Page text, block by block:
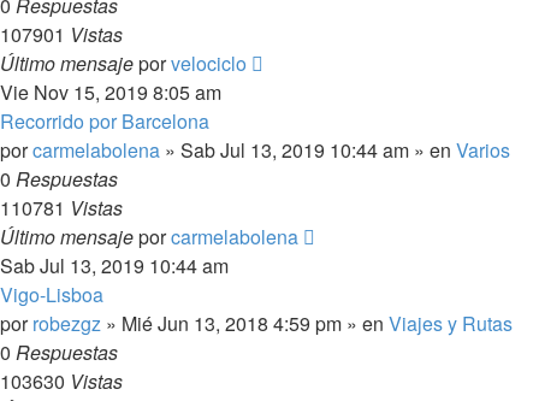
107901 Vistas
Último mensajeporvelociclo
Vie Nov 15, 2019 8:05 am
Recorrido por Barcelona
porcarmelabolena » Sab Jul 13, 2019 10:44 am » en Varios
0 Respuestas
110781 Vistas
Último mensajeporcarmelabolena
Sab Jul 13, 2019 10:44 am
Vigo-Lisboa
porrobezgz » Mié Jun 13, 2018 4:59 pm » en Viajes y Rutas
0 Respuestas
103630 Vistas